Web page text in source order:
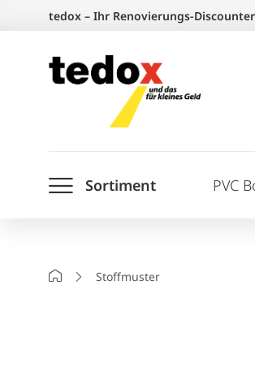
springen
tedox – Ihr Renovierungs-
Sortiment PVC
StartseiteStoffmuster